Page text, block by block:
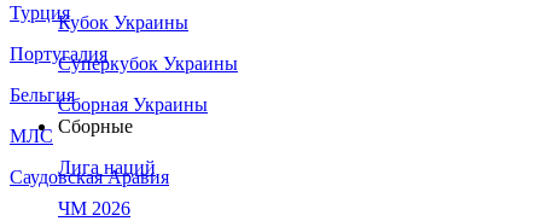
Турция
Португалия
Бельгия
МЛС
Саудовская Аравия
Кубок Украины
Суперкубок Украины
Сборная Украины
Сборные
Лига наций
ЧМ 2026